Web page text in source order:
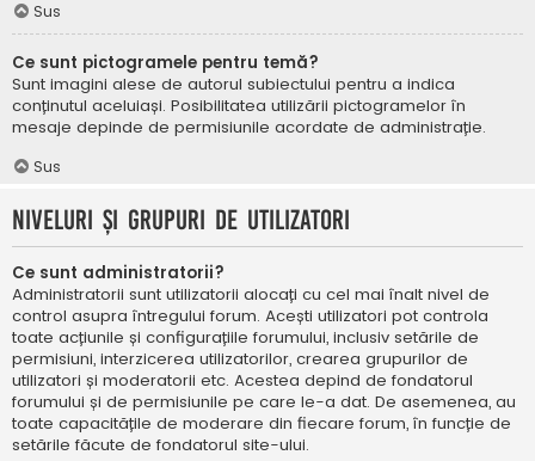
Sus
Ce sunt pictogramele pentru temă?
Sunt imagini alese de autorul subiectului pentru a indica
conținutul aceluiași. Posibilitatea utilizării pictogramelor în
mesaje depinde de permisiunile acordate de administrație.
Sus
Niveluri și grupuri de utilizatori
Ce sunt administratorii?
Administratorii sunt utilizatorii alocați cu cel mai înalt nivel de
control asupra întregului forum. Acești utilizatori pot controla
toate acțiunile și configurațiile forumului, inclusiv setările de
permisiuni, interzicerea utilizatorilor, crearea grupurilor de
utilizatori și moderatorii etc. Acestea depind de fondatorul
forumului și de permisiunile pe care le-a dat. De asemenea, au
toate capacitățile de moderare din fiecare forum, în funcție de
setările făcute de fondatorul site-ului.